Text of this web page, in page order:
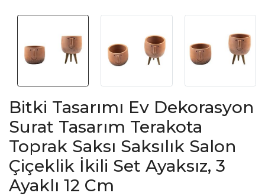
Bitki Tasarımı Ev Dekorasyon
Surat Tasarım Terakota
Toprak Saksı Saksılık Salon
Çiçeklik İkili Set Ayaksız, 3
Ayaklı 12 Cm